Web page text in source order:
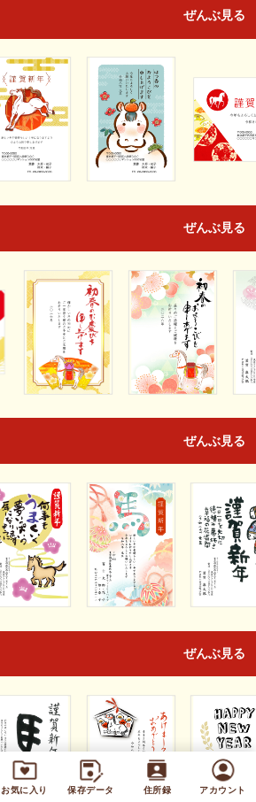
お気に入り 保存データ 住所録 アカウント
ぜんぶ見る
ぜんぶ見る
ぜんぶ見る
ぜんぶ見る